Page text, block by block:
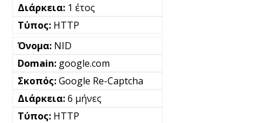
1 έτος
HTTP
NID
google.com
Google Re-Captcha
6 μήνες
HTTP